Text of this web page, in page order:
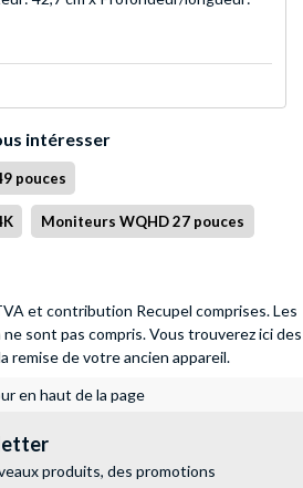
intéresser
pouces
Moniteurs WQHD 27 pouces
et contribution Recupel comprises. Les
sont pas compris. Vous trouverez ici des
remise de votre ancien appareil.
en haut de la page
produits, des promotions